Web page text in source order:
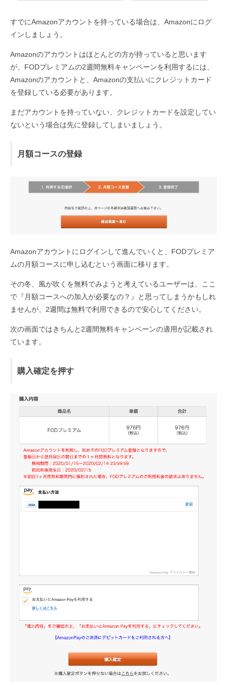
すでにAmazonアカウントを持っている場合は、Amazonにログ
インしましょう。
Amazonのアカウントはほとんどの方が持っていると思います
が、FODプレミアムの2週間無料キャンペーンを利用するには、
Amazonのアカウントと、Amazonの支払いにクレジットカード
を登録している必要があります。
まだアカウントを持っていない、クレジットカードを設定してい
ないという場合は先に登録してしまいましょう。
月額コースの登録
Amazonアカウントにログインして進んでいくと、FODプレミア
ムの月額コースに申し込むという画面に移ります。
その冬、風が吹くを無料でみようと考えているユーザーは、ここ
で『月額コースへの加入が必要なの？』と思ってしまうかもしれ
ませんが、2週間は無料で利用できるので安心してください。
次の画面ではきちんと2週間無料キャンペーンの適用が記載され
ています。
購入確定を押す